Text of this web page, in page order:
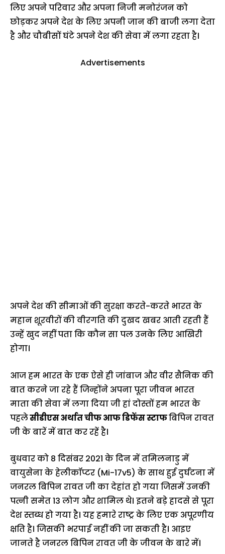
लिए अपने परिवार और अपना निजी मनोरंजन को
छोड़कर अपने देश के लिए अपनी जान की बाजी लगा देता
है और चौबीसों घंटे अपने देश की सेवा में लगा रहता है।
Advertisements
अपने देश की सीमाओं की सुरक्षा करते-करते भारत के
महान शूरवीरों की वीरगति की दुखद खबर आती रहती हैं
उन्हें खुद नहीं पता कि कौन सा पल उनके लिए आखिरी
होगा।
आज हम भारत के एक ऐसे ही जांबाज और वीर सैनिक की
बात करने जा रहे हैं जिन्होंने अपना पूरा जीवन भारत
माता की सेवा में लगा दिया जी हां दोस्तों हम भारत के
पहलेसीडीएस अर्थात चीफ आफ डिफेंस स्टाफबिपिन रावत
जी के बारें में बात कर रहें है।
बुधवार को 8 दिसंबर 2021 के दिन में तमिलनाडु में
वायुसेना के हेलीकॉप्टर (Mi-17v5) के साथ हुई दुर्घटना में
जनरल बिपिन रावत जी का देहांत हो गया जिसमें उनकी
पत्नी समेत 13 लोग और शामिल थे। इतने बड़े हादसे से पूरा
देश स्तब्ध हो गया है। यह हमारे राष्ट्र के लिए एक अपूरणीय
क्षति है। जिसकी भरपाई नहीं की जा सकती है। आइए
जानते है जनरल बिपिन रावत जी के जीवन के बारे में।